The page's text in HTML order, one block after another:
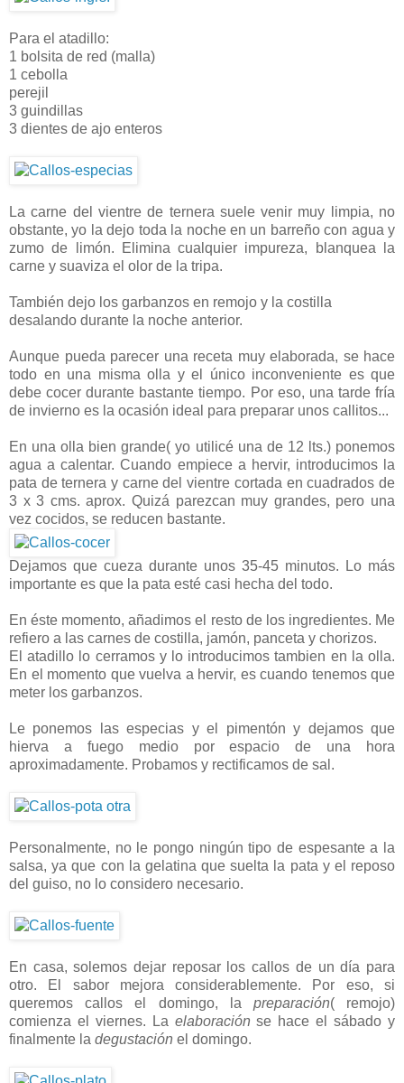
Para el atadillo:
1 bolsita de red (malla)
1 cebolla
perejil
3 guindillas
3 dientes de ajo enteros
La carne del vientre de ternera suele venir muy limpia, no
obstante, yo la dejo toda la noche en un barreño con agua y
zumo de limón. Elimina cualquier impureza, blanquea la
carne y suaviza el olor de la tripa.
También dejo los garbanzos en remojo y la costilla
desalando durante la noche anterior.
Aunque pueda parecer una receta muy elaborada, se hace
todo en una misma olla y el único inconveniente es que
debe cocer durante bastante tiempo. Por eso, una tarde fría
de invierno es la ocasión ideal para preparar unos callitos...
En una olla bien grande( yo utilicé una de 12 lts.) ponemos
agua a calentar. Cuando empiece a hervir, introducimos la
pata de ternera y carne del vientre cortada en cuadrados de
3 x 3 cms. aprox. Quizá parezcan muy grandes, pero una
vez cocidos, se reducen bastante.
Dejamos que cueza durante unos 35-45 minutos. Lo más
importante es que la pata esté casi hecha del todo.
En éste momento, añadimos el resto de los ingredientes. Me
refiero a las carnes de costilla, jamón, panceta y chorizos.
El atadillo lo cerramos y lo introducimos tambien en la olla.
En el momento que vuelva a hervir, es cuando tenemos que
meter los garbanzos.
Le ponemos las especias y el pimentón y dejamos que
hierva a fuego medio por espacio de una hora
aproximadamente. Probamos y rectificamos de sal.
Personalmente, no le pongo ningún tipo de espesante a la
salsa, ya que con la gelatina que suelta la pata y el reposo
del guiso, no lo considero necesario.
En casa, solemos dejar reposar los callos de un día para
otro. El sabor mejora considerablemente. Por eso, si
queremos callos el domingo, la preparación( remojo)
comienza el viernes. La elaboración se hace el sábado y
finalmente la degustación el domingo.